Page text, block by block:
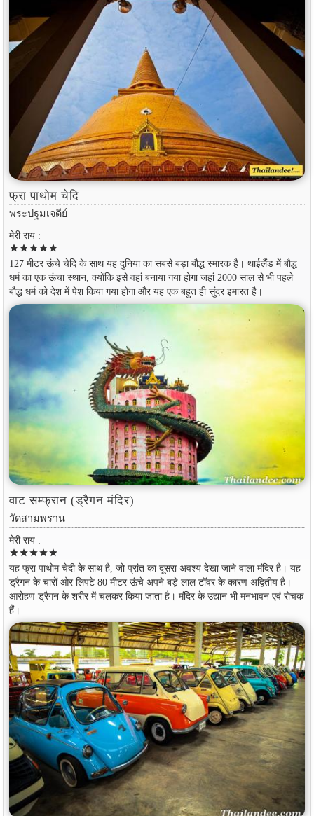
फ्रा पाथोम चेदि
พระปฐมเจดีย์
मेरी राय :
starstarstarstarstar
127 मीटर ऊंचे चेदि के साथ यह दुनिया का सबसे बड़ा बौद्ध स्मारक है। थाईलैंड में बौद्ध
धर्म का एक ऊंचा स्थान, क्योंकि इसे वहां बनाया गया होगा जहां 2000 साल से भी पहले
बौद्ध धर्म को देश में पेश किया गया होगा और यह एक बहुत ही सुंदर इमारत है।
वाट सम्फ्रान (ड्रैगन मंदिर)
วัดสามพราน
मेरी राय :
starstarstarstarstar
यह फ्रा पाथोम चेदी के साथ है, जो प्रांत का दूसरा अवश्य देखा जाने वाला मंदिर है। यह
ड्रैगन के चारों ओर लिपटे 80 मीटर ऊंचे अपने बड़े लाल टॉवर के कारण अद्वितीय है।
आरोहण ड्रैगन के शरीर में चलकर किया जाता है। मंदिर के उद्यान भी मनभावन एवं रोचक
हैं।